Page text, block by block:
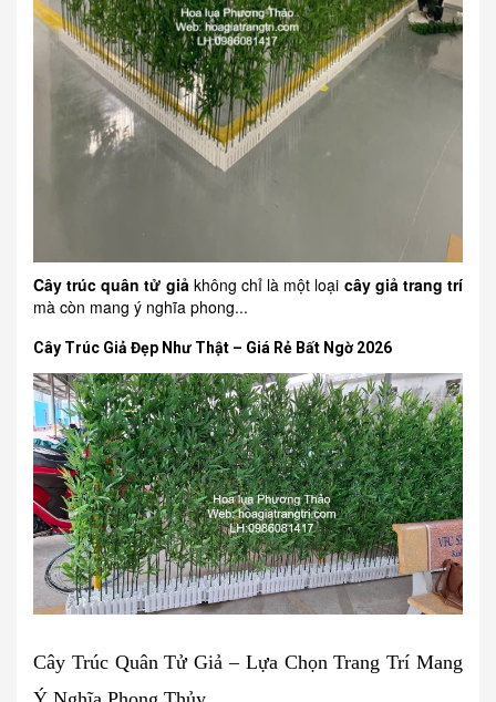
Cây trúc quân tử giảkhông chỉ là một loại cây giả trang trí
mà còn mang ý nghĩa phong...
Cây Trúc Giả Đẹp Như Thật – Giá Rẻ Bất Ngờ 2026
Cây Trúc Quân Tử Giả – Lựa Chọn Trang Trí Mang